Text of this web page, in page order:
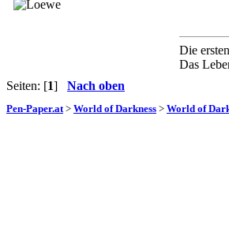
Die
Das
Seiten: [1] Nach oben
Pen-Paper.at> World of Darkness > World of